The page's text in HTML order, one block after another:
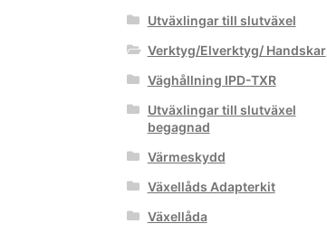
Utväxlingar till slutväxel
Verktyg/Elverktyg/ Handskar
Väghållning IPD-TXR
Utväxlingar till slutväxel
begagnad
Värmeskydd
Växellåds Adapterkit
Växellåda